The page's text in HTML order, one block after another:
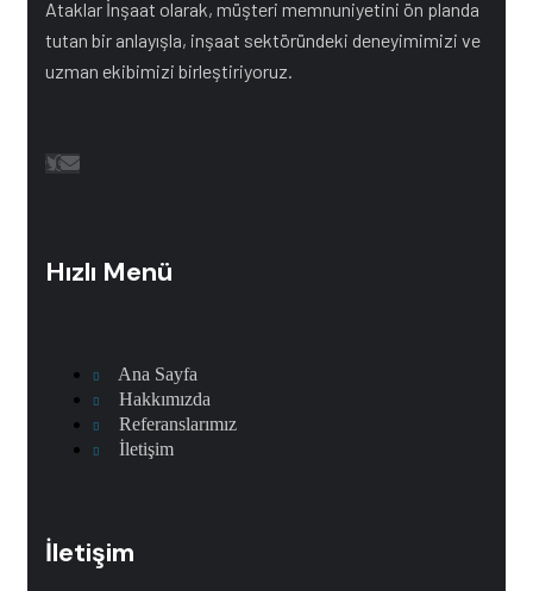
Ataklar İnşaat olarak, müşteri memnuniyetini ön planda
tutan bir anlayışla, inşaat sektöründeki deneyimimizi ve
uzman ekibimizi birleştiriyoruz.
Hızlı Menü
Ana Sayfa
Hakkımızda
Referanslarımız
İletişim
İletişim